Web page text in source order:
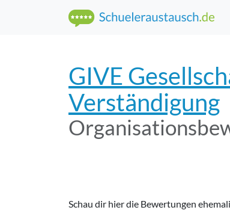
GIVE
Verständigung
Schau dir hier die Bewertungen